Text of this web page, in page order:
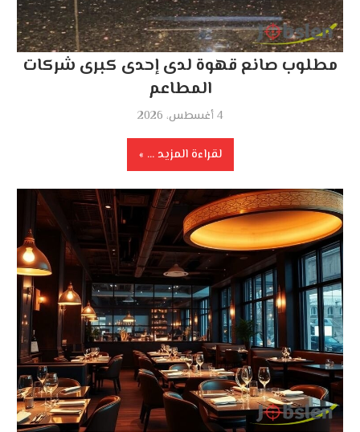
مطلوب صانع قهوة لدى إحدى كبرى شركات
المطاعم
4 أغسطس، 2026
لقراءة المزيد ...